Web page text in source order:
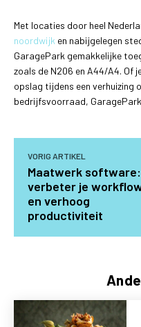
Met locaties door heel
noordwijk en nabijgelegen
GaragePark gemakkelijke
zoals de N206 en A44/A4. Of
opslag tijdens een verhuizing
bedrijfsvoorraad,
VORIG ARTIKEL
Maatwerk software:
verbeter je
en verhoog
productiviteit